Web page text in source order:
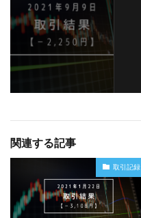
関連する記事
取引記録